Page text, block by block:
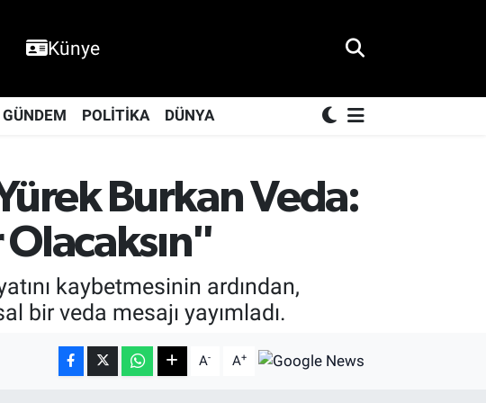
Künye
GÜNDEM POLİTİKA DÜNYA
Burkan Veda:
kaybetmesinin ardından,
bir veda mesajı yayımladı.
A- A+